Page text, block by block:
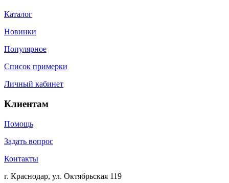
Каталог
Новинки
Популярное
Список примерки
Личный кабинет
Клиентам
Помощь
Задать вопрос
Контакты
г. Краснодар, ул. Октябрьская 119